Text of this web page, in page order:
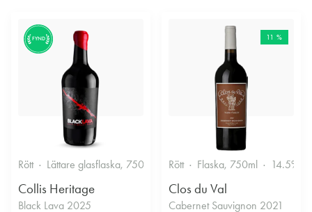
FYND
Rött Lättare glasflaska, 750ml 13.5%
Collis Heritage
Black Lava 2025
11 %
Rött Flaska, 750ml 14.5%
Clos du Val
Cabernet Sauvignon 2021